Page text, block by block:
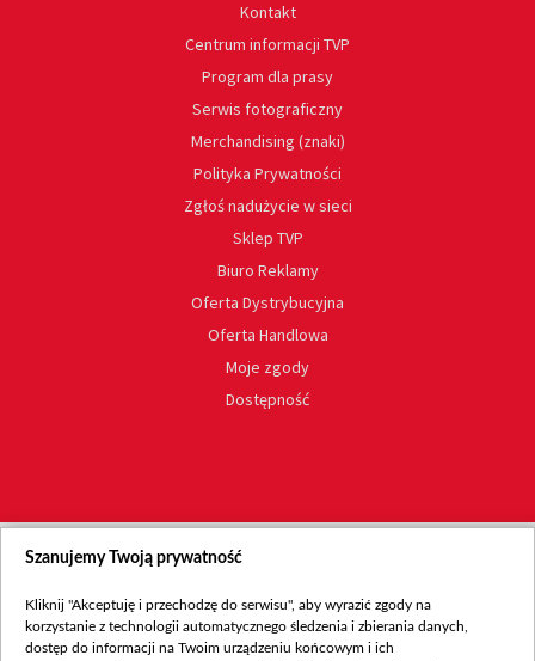
Kontakt
Centrum informacji TVP
Program dla prasy
Serwis fotograficzny
Merchandising (znaki)
Polityka Prywatności
Zgłoś nadużycie w sieci
Sklep TVP
Biuro Reklamy
Oferta Dystrybucyjna
Oferta Handlowa
Moje zgody
Dostępność
Szanujemy Twoją prywatność
Kliknij "Akceptuję i przechodzę do serwisu", aby wyrazić zgody na
korzystanie z technologii automatycznego śledzenia i zbierania danych,
dostęp do informacji na Twoim urządzeniu końcowym i ich